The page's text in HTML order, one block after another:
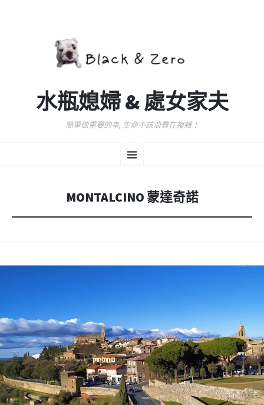
水瓶媳婦 & 處女家夫
簡單做重要的事, 生命不該浪費在複雜！
選
至
容
MONTALCINO 蒙達奇諾